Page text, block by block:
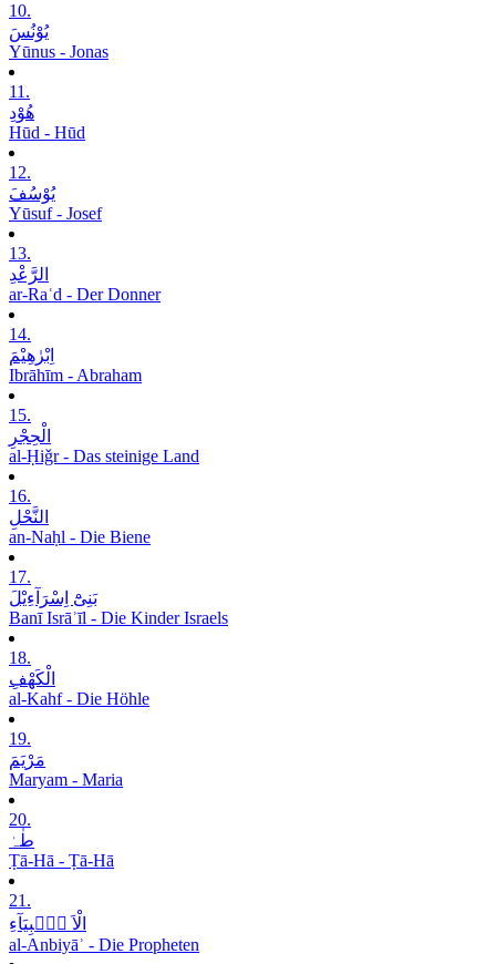
10.
یُوْنُسَ
Yūnus - Jonas
11.
ھُوْدِ
Hūd - Hūd
12.
یُوْسُفَ
Yūsuf - Josef
13.
الرَّعْدِ
ar-Raʿd - Der Donner
14.
اِبْرٰھِیْمَ
Ibrāhīm - Abraham
15.
الْحِجْرِ
al-Ḥiǧr - Das steinige Land
16.
النَّحْلِ
an-Naḥl - Die Biene
17.
بَنِیْٓ اِسْرَآءِیْلَ
Banī Isrāʾīl - Die Kinder Israels
18.
الْکَھْفِ
al-Kahf - Die Höhle
19.
مَرْیَمَ
Maryam - Maria
20.
طٰہٰ
Ṭā-Hā - Ṭā-Hā
21.
الْاَ نۡۢبِیَآءِ
al-Anbiyāʾ - Die Propheten